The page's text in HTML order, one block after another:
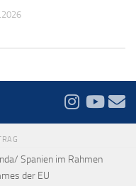
Spanien im Rahmen
der EU